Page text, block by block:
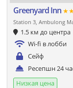
Greenyard Inn
Station 3, Ambulong
1.5 км до центра
Wi-fi в лобби
Сейф
Ресепшн 24
Низкая цена